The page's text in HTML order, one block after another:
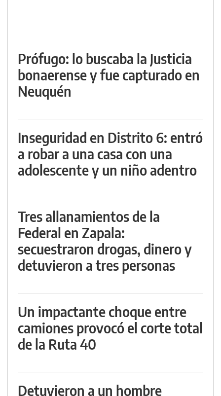
Prófugo: lo buscaba la Justicia
bonaerense y fue capturado en
Neuquén
Inseguridad en Distrito 6: entró
a robar a una casa con una
adolescente y un niño adentro
Tres allanamientos de la
Federal en Zapala:
secuestraron drogas, dinero y
detuvieron a tres personas
Un impactante choque entre
camiones provocó el corte total
de la Ruta 40
Detuvieron a un hombre